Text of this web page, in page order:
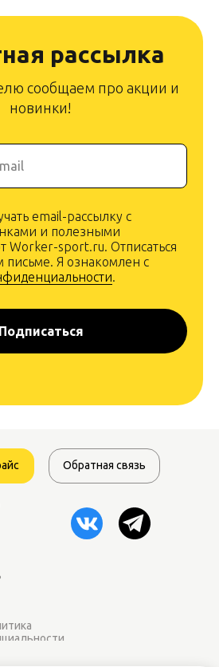
рассылка
сообщаем про акции и
новинки!
email-рассылку с
и полезными
Worker-sport.ru. Отписаться
Я ознакомлен с
.
Подписаться
Обратная связь